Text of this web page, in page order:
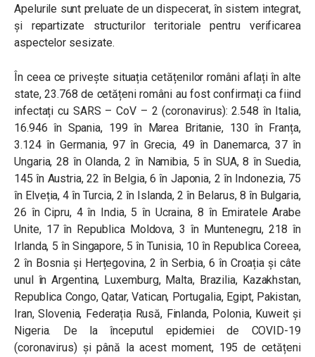
Apelurile sunt preluate de un dispecerat, în sistem integrat,
și repartizate structurilor teritoriale pentru verificarea
aspectelor sesizate.
În ceea ce privește situația cetățenilor români aflați în alte
state, 23.768 de cetățeni români au fost confirmați ca fiind
infectați cu SARS – CoV – 2 (coronavirus): 2.548 în Italia,
16.946 în Spania, 199 în Marea Britanie, 130 în Franța,
3.124 în Germania, 97 în Grecia, 49 în Danemarca, 37 în
Ungaria, 28 în Olanda, 2 în Namibia, 5 în SUA, 8 în Suedia,
145 în Austria, 22 în Belgia, 6 în Japonia, 2 în Indonezia, 75
în Elveția, 4 în Turcia, 2 în Islanda, 2 în Belarus, 8 în Bulgaria,
26 în Cipru, 4 în India, 5 în Ucraina, 8 în Emiratele Arabe
Unite, 17 în Republica Moldova, 3 în Muntenegru, 218 în
Irlanda, 5 în Singapore, 5 în Tunisia, 10 în Republica Coreea,
2 în Bosnia și Herțegovina, 2 în Serbia, 6 în Croația și câte
unul în Argentina, Luxemburg, Malta, Brazilia, Kazakhstan,
Republica Congo, Qatar, Vatican, Portugalia, Egipt, Pakistan,
Iran, Slovenia, Federația Rusă, Finlanda, Polonia, Kuweit și
Nigeria. De la începutul epidemiei de COVID-19
(coronavirus) și până la acest moment, 195 de cetățeni